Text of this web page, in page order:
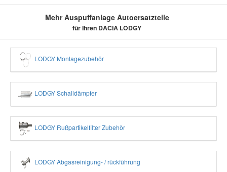
Mehr Auspuffanlage Autoersatzteile
für Ihren DACIA LODGY
LODGY Montagezubehör
LODGY Schalldämpfer
LODGY Rußpartikelfilter Zubehör
LODGY Abgasreinigung- / rückführung